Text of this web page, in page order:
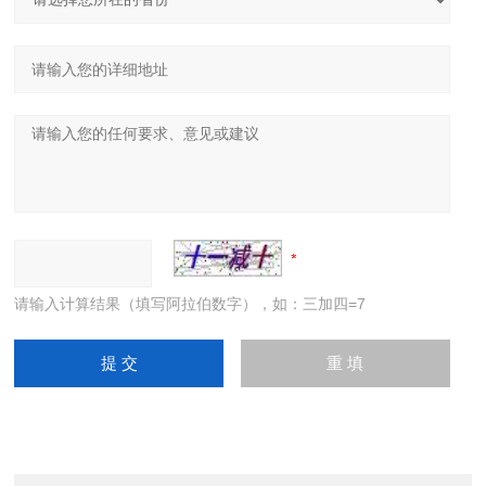
请输入计算结果（填写阿拉伯数字），如：三加四=7